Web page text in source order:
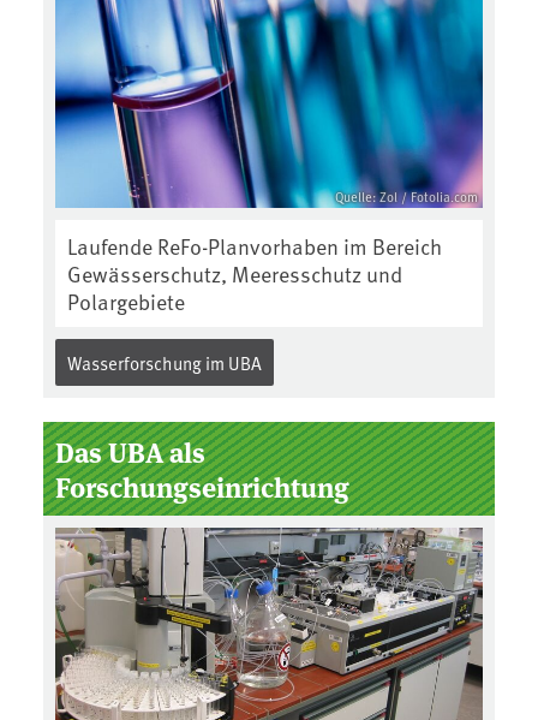
Seiten
Quelle: Zol / Fotolia.com
Laufende ReFo-Planvorhaben im Bereich
Gewässerschutz, Meeresschutz und
Polargebiete
Wasserforschung im UBA
Das UBA als
Forschungseinrichtung